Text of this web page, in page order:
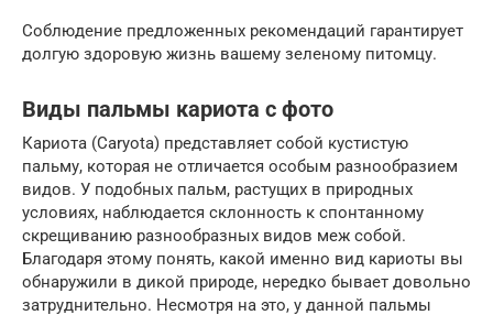
Соблюдение предложенных рекомендаций гарантирует
долгую здоровую жизнь вашему зеленому питомцу.
Виды пальмы кариота с фото
Кариота (Caryota) представляет собой кустистую
пальму, которая не отличается особым разнообразием
видов. У подобных пальм, растущих в природных
условиях, наблюдается склонность к спонтанному
скрещиванию разнообразных видов меж собой.
Благодаря этому понять, какой именно вид кариоты вы
обнаружили в дикой природе, нередко бывает довольно
затруднительно. Несмотря на это, у данной пальмы